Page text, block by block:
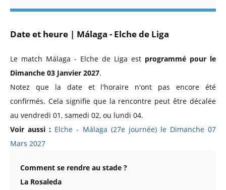
Date et heure | Málaga - Elche de Liga
Le match Málaga - Elche de Liga est programmé pour le
Dimanche 03 Janvier 2027.
Notez que la date et l'horaire n'ont pas encore été
confirmés. Cela signifie que la rencontre peut être décalée
au vendredi 01, samedi 02, ou lundi 04.
Voir aussi : Elche - Málaga (27e journée) le Dimanche 07
Mars 2027
Comment se rendre au stade ?
La Rosaleda